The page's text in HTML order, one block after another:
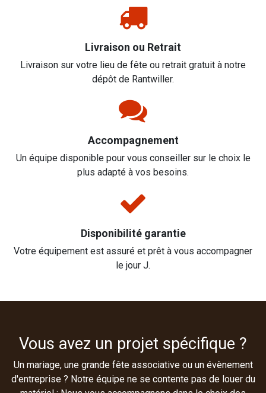
Livraison ou Retrait
Livraison sur votre lieu de fête ou retrait gratuit à notre
dépôt de Rantwiller.
Accompagnement
Un équipe disponible pour vous conseiller sur le choix le
plus adapté à vos besoins.
Disponibilité garantie
Votre équipement est assuré et prêt à vous accompagner
le jour J.
Vous avez un projet spécifique ?
Un mariage, une grande fête associative ou un évènement
d'entreprise ? Notre équipe ne se contente pas de louer du